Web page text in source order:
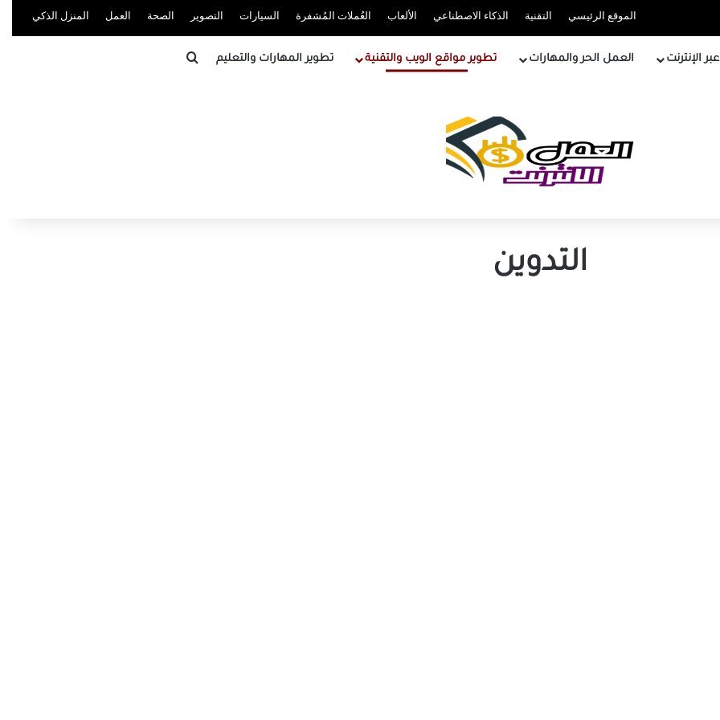
الموقع الرئيسي التقنية الذكاء الاصطناعي الألعاب العُملات المُشفرة السيارات التصوير الصحة العمل المنزل الذكي
الإنترنت العمل الحر والمهارات تطوير مواقع الويب والتقنية تطوير المهارات والتعليم بحث عن
التدوين